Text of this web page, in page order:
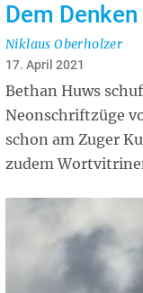
Dem
Niklaus Oberholzer
17. April 2021
Bethan Huws
Neonschriftzüge
schon am Zuger
zudem